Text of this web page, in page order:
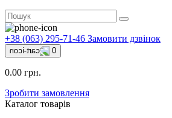
+38 (063) 295-71-46 Замовити дзвінок
0
0.00 грн.
Зробити замовлення
Каталог товарів